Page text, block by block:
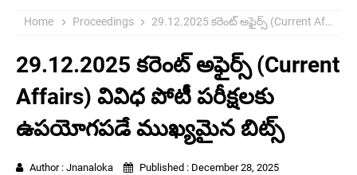
Home Proceedings 29.12.2025 కరెంట్ అఫైర్స్ (Current Affairs) వివిధ పోటీ పరీక్షలకు ఉపయోగపడే ముఖ్యమైన బిట్స్
29.12.2025 కరెంట్ అఫైర్స్ (Current
Affairs) వివిధ పోటీ పరీక్షలకు
ఉపయోగపడే ముఖ్యమైన బిట్స్
Author : Jnanaloka Published : December 28, 2025